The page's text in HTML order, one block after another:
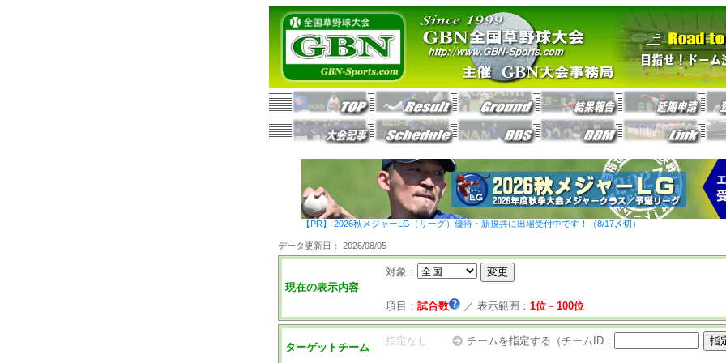
【PR】 2026秋メジャーLG（リーグ）優待・新規共に出場受付中です！（8/17〆切）
データ更新日： 2026/08/05
現在の表示内容
対象：
項目： 試合数 ／ 表示範囲： 1位－ 100位
ターゲットチーム
指定なし チームを指定する（チームID：